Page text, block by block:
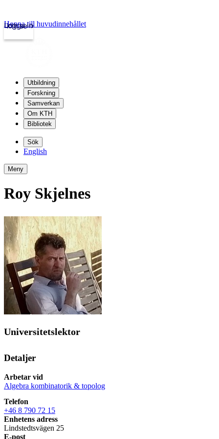
kth.se
Logga in
Hoppa till huvudinnehållet
Utbildning
Forskning
Samverkan
Om KTH
Bibliotek
Sök
English
Meny
Roy Skjelnes
Universitetslektor
Detaljer
Arbetar vid
Algebra kombinatorik & topolog
Telefon
+46 8 790 72 15
Enhetens adress
Lindstedtsvägen 25
E-post